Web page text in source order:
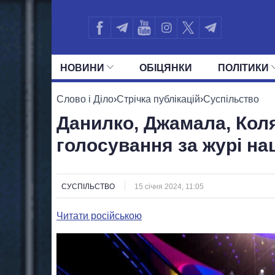
НОВИНИ ОБIЦЯНКИ ПОЛIТИКИ
УСІ ПОЛІТИКИ ПРЕЗИДЕНТ І ОФІС
Слово і Діло›Стрічка публікацій›Суспільство
Данилко, Джамала,
голосування за журі
СУСПІЛЬСТВО 15 січня 2024, 11:05
Читати російською